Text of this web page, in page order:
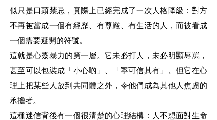
似只是口頭禁忌，實際上已經完成了一次人格降級：對方
不再被當成一個有經歷、有尊嚴、有生活的人，而被看成
一個需要避開的符號。
這就是心靈暴力的第一層。它未必打人，未必明顯辱罵，
甚至可以包裝成「小心啲」、「寧可信其有」。但它在心
理上把某些人放到共同體之外，令他們成為其他人焦慮的
承擔者。
這種迷信背後有一個很清楚的心理結構：人不想面對生命